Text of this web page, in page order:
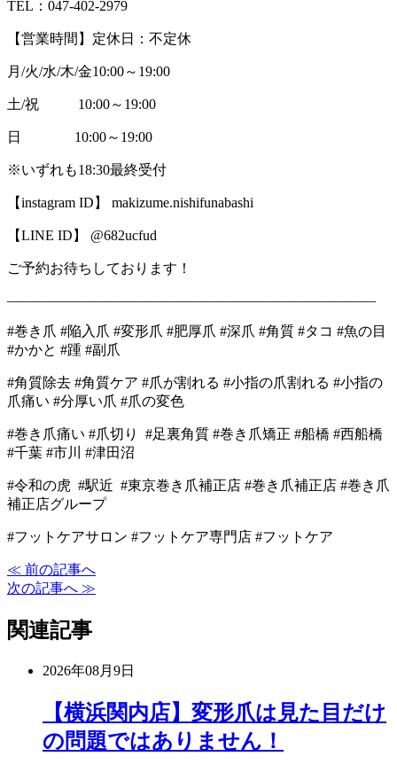
TEL：047-402-2979
【営業時間】定休日：不定休
月/火/水/木/金10:00～19:00
土/祝 10:00～19:00
日 10:00～19:00
※いずれも18:30最終受付
【instagram ID】 makizume.nishifunabashi
【LINE ID】 @682ucfud
ご予約お待ちしております！
――――――――――――――――――――――――――
#巻き爪 #陥入爪 #変形爪 #肥厚爪 #深爪 #角質 #タコ #魚の目
#かかと #踵 #副爪
#角質除去 #角質ケア #爪が割れる #小指の爪割れる #小指の
爪痛い #分厚い爪 #爪の変色
#巻き爪痛い #爪切り #足裏角質 #巻き爪矯正 #船橋 #西船橋
#千葉 #市川 #津田沼
#令和の虎 #駅近 #東京巻き爪補正店 #巻き爪補正店 #巻き爪
補正店グループ
#フットケアサロン #フットケア専門店 #フットケア
≪ 前の記事へ
次の記事へ ≫
関連記事
2026年08月9日
【横浜関内店】変形爪は見た目だけ
の問題ではありません！